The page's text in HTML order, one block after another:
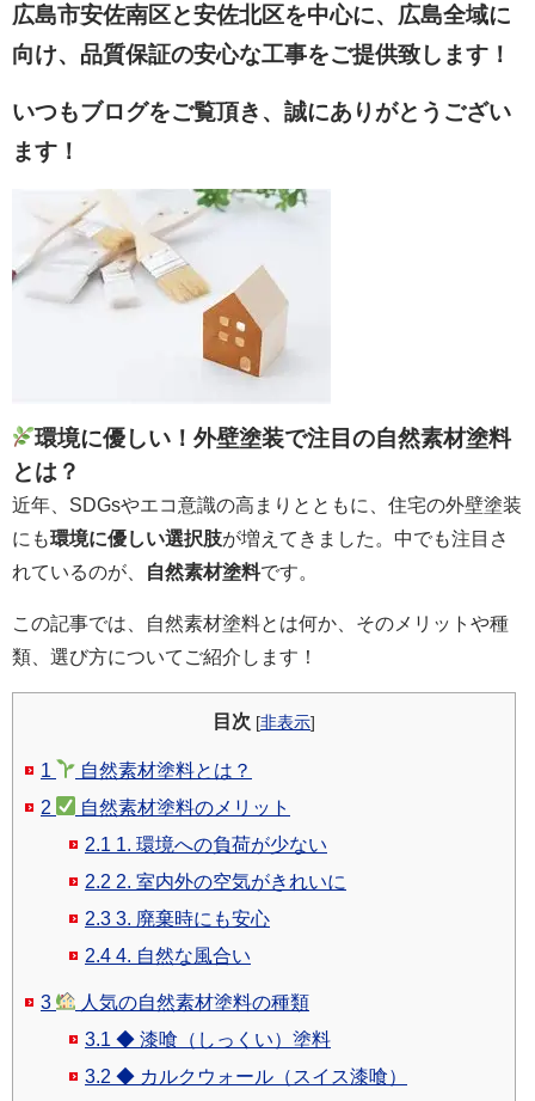
広島市安佐南区と安佐北区を中心に、広島全域に
向け、品質保証の安心な工事をご提供致します！
いつもブログをご覧頂き、誠にありがとうござい
ます！
環境に優しい！外壁塗装で注目の自然素材塗料
とは？
近年、SDGsやエコ意識の高まりとともに、住宅の外壁塗装
にも環境に優しい選択肢が増えてきました。中でも注目さ
れているのが、
自然素材塗料です。
この記事では、自然素材塗料とは何か、そのメリットや種
類、選び方についてご紹介します！
目次 [非表示]
1
自然素材塗料とは？
2
自然素材塗料のメリット
2.1 1. 環境への負荷が少ない
2.2 2. 室内外の空気がきれいに
2.3 3. 廃棄時にも安心
2.4 4. 自然な風合い
3
人気の自然素材塗料の種類
3.1 ◆ 漆喰（しっくい）塗料
3.2 ◆ カルクウォール（スイス漆喰）